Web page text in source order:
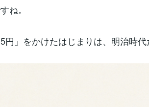
ね。
円」をかけたはじまりは、明治時